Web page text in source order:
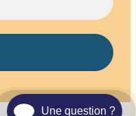
Une question ?